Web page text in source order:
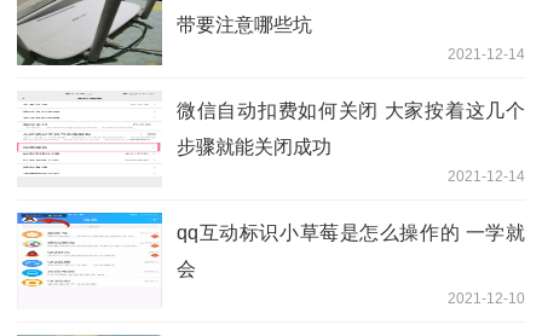
带要注意哪些坑
2021-12-14
微信自动扣费如何关闭 大家按着这几个
步骤就能关闭成功
2021-12-14
qq互动标识小草莓是怎么操作的 一学就
会
2021-12-10